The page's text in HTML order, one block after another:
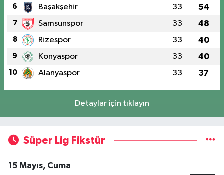
6 Başakşehir 33 54
7 Samsunspor 33 48
8 Rizespor 33 40
9 Konyaspor 33 40
10 Alanyaspor 33 37
Detaylar için tıklayın
Süper Lig Fikstür
15 Mayıs, Cuma